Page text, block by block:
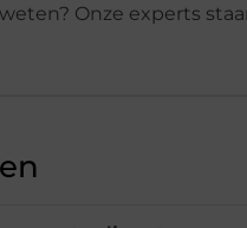
Onze experts